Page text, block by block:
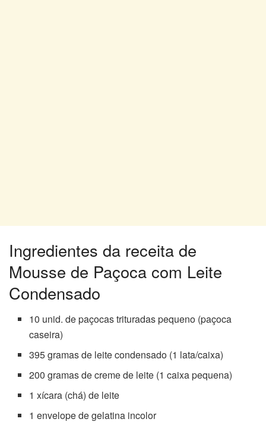
Ingredientes da receita de
Mousse de Paçoca com Leite
Condensado
10 unid. de paçocas trituradas pequeno (paçoca
caseira)
395 gramas de leite condensado (1 lata/caixa)
200 gramas de creme de leite (1 caixa pequena)
1 xícara (chá) de leite
1 envelope de gelatina incolor